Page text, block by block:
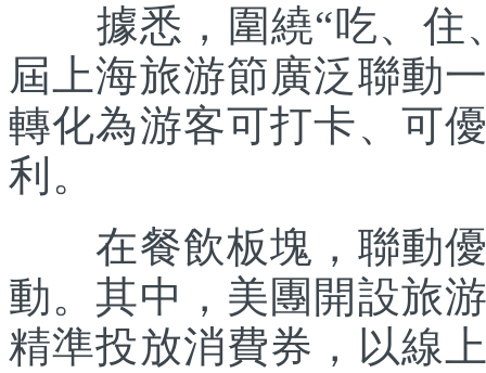
據悉，圍繞“吃、住
屆上海旅游節廣泛聯動
轉化為游客可打卡、可
利。
在餐飲板塊，聯動優
動。其中，美團開設旅
精準投放消費券，以線